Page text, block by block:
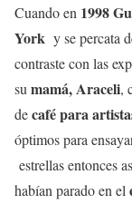
Cuando en 1998
York y se percata
contraste con las
sumamá, Araceli,
decafé para
óptimos para
estrellas entonces
habían parado en el